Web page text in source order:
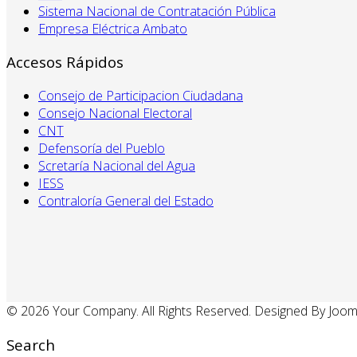
Sistema Nacional de Contratación Pública
Empresa Eléctrica Ambato
Accesos Rápidos
Consejo de Participacion Ciudadana
Consejo Nacional Electoral
CNT
Defensoría del Pueblo
Scretaría Nacional del Agua
IESS
Contraloría General del Estado
© 2026 Your Company. All Rights Reserved. Designed By
Search